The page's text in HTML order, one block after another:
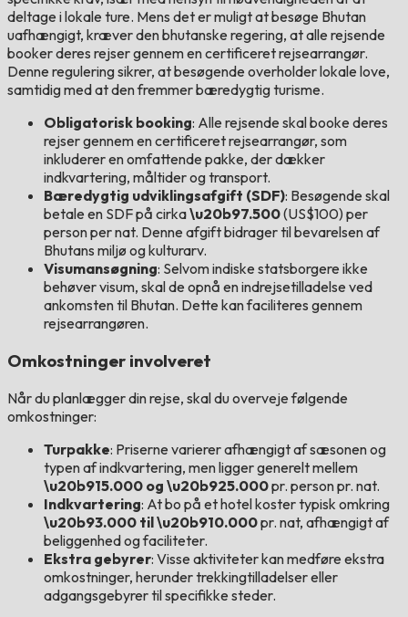
deltage i lokale ture. Mens det er muligt at besøge Bhutan
uafhængigt, kræver den bhutanske regering, at alle rejsende
booker deres rejser gennem en certificeret rejsearrangør.
Denne regulering sikrer, at besøgende overholder lokale love,
samtidig med at den fremmer bæredygtig turisme.
Obligatorisk booking: Alle rejsende skal booke deres
rejser gennem en certificeret rejsearrangør, som
inkluderer en omfattende pakke, der dækker
indkvartering, måltider og transport.
Bæredygtig udviklingsafgift (SDF): Besøgende skal
betale en SDF på cirka\u20b97.500(US$100) per
person per nat. Denne afgift bidrager til bevarelsen af
Bhutans miljø og kulturarv.
Visumansøgning: Selvom indiske statsborgere ikke
behøver visum, skal de opnå en indrejsetilladelse ved
ankomsten til Bhutan. Dette kan faciliteres gennem
rejsearrangøren.
Omkostninger involveret
Når du planlægger din rejse, skal du overveje følgende
omkostninger:
Turpakke: Priserne varierer afhængigt af sæsonen og
typen af indkvartering, men ligger generelt mellem
\u20b915.000 og \u20b925.000pr. person pr. nat.
Indkvartering: At bo på et hotel koster typisk omkring
\u20b93.000 til \u20b910.000pr. nat, afhængigt af
beliggenhed og faciliteter.
Ekstra gebyrer: Visse aktiviteter kan medføre ekstra
omkostninger, herunder trekkingtilladelser eller
adgangsgebyrer til specifikke steder.